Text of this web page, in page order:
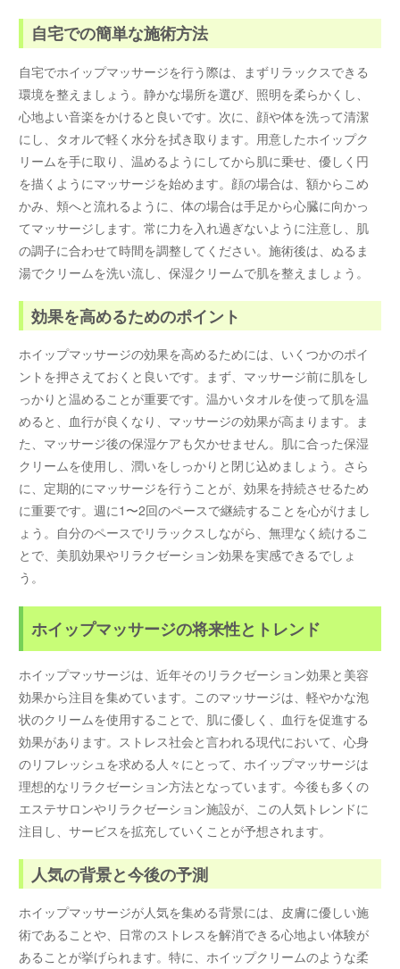
自宅での簡単な施術方法
自宅でホイップマッサージを行う際は、まずリラックスできる
環境を整えましょう。静かな場所を選び、照明を柔らかくし、
心地よい音楽をかけると良いです。次に、顔や体を洗って清潔
にし、タオルで軽く水分を拭き取ります。用意したホイップク
リームを手に取り、温めるようにしてから肌に乗せ、優しく円
を描くようにマッサージを始めます。顔の場合は、額からこめ
かみ、頬へと流れるように、体の場合は手足から心臓に向かっ
てマッサージします。常に力を入れ過ぎないように注意し、肌
の調子に合わせて時間を調整してください。施術後は、ぬるま
湯でクリームを洗い流し、保湿クリームで肌を整えましょう。
効果を高めるためのポイント
ホイップマッサージの効果を高めるためには、いくつかのポイ
ントを押さえておくと良いです。まず、マッサージ前に肌をし
っかりと温めることが重要です。温かいタオルを使って肌を温
めると、血行が良くなり、マッサージの効果が高まります。ま
た、マッサージ後の保湿ケアも欠かせません。肌に合った保湿
クリームを使用し、潤いをしっかりと閉じ込めましょう。さら
に、定期的にマッサージを行うことが、効果を持続させるため
に重要です。週に1〜2回のペースで継続することを心がけまし
ょう。自分のペースでリラックスしながら、無理なく続けるこ
とで、美肌効果やリラクゼーション効果を実感できるでしょ
う。
ホイップマッサージの将来性とトレンド
ホイップマッサージは、近年そのリラクゼーション効果と美容
効果から注目を集めています。このマッサージは、軽やかな泡
状のクリームを使用することで、肌に優しく、血行を促進する
効果があります。ストレス社会と言われる現代において、心身
のリフレッシュを求める人々にとって、ホイップマッサージは
理想的なリラクゼーション方法となっています。今後も多くの
エステサロンやリラクゼーション施設が、この人気トレンドに
注目し、サービスを拡充していくことが予想されます。
人気の背景と今後の予測
ホイップマッサージが人気を集める背景には、皮膚に優しい施
術であることや、日常のストレスを解消できる心地よい体験が
あることが挙げられます。特に、ホイップクリームのような柔